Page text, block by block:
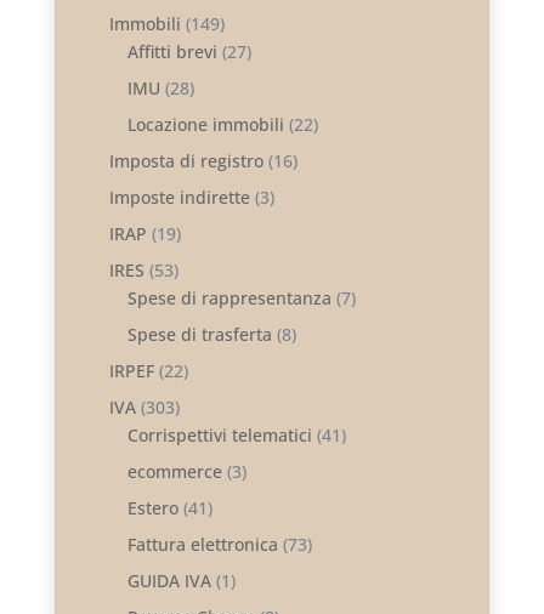
Immobili (149)
Affitti brevi (27)
IMU (28)
Locazione immobili (22)
Imposta di registro(16)
Imposte indirette(3)
IRAP (19)
IRES (53)
Spese di rappresentanza (7)
Spese di trasferta (8)
IRPEF(22)
IVA(303)
Corrispettivi telematici (41)
ecommerce(3)
Estero(41)
Fattura elettronica (73)
GUIDA IVA(1)